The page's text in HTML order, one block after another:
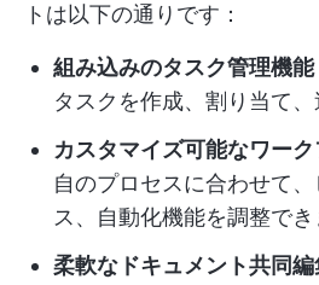
トは以下の通りです：
組み込みのタスク管理機能
タスクを作成、割り当て
カスタマイズ可能なワーク
自のプロセスに合わせて
ス、自動化機能を調整でき
柔軟なドキュメント共同編